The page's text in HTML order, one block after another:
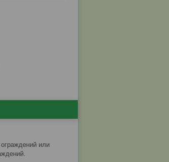
или